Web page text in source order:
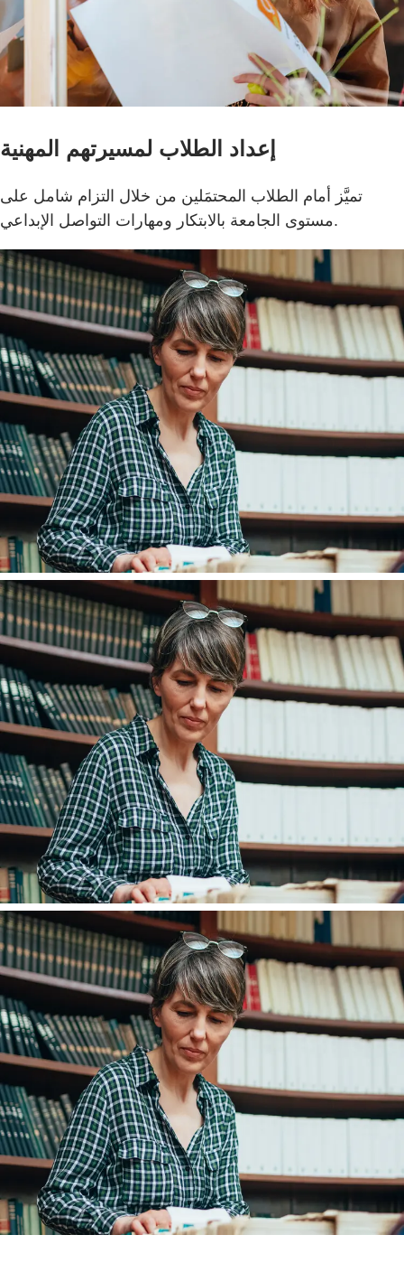
إعداد الطلاب لمسيرتهم المهنية
تميَّز أمام الطلاب المحتمَلين من خلال التزام شامل على
مستوى الجامعة بالابتكار ومهارات التواصل الإبداعي.